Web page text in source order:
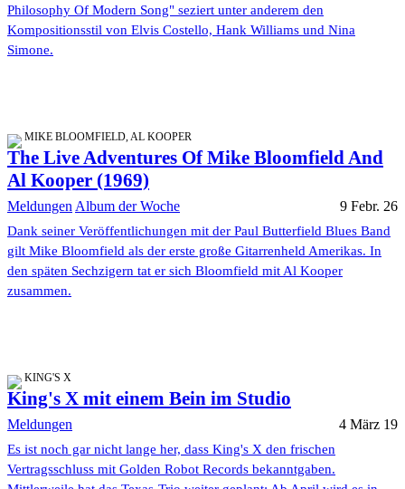
Philosophy Of Modern Song" seziert unter anderem den
Kompositionsstil von Elvis Costello, Hank Williams und Nina
Simone.
MIKE BLOOMFIELD, AL KOOPER
The Live Adventures Of Mike Bloomfield And
Al Kooper (1969)
Meldungen Album der Woche 9 Febr. 26
Dank seiner Veröffentlichungen mit der Paul Butterfield Blues Band
gilt Mike Bloomfield als der erste große Gitarrenheld Amerikas. In
den späten Sechzigern tat er sich Bloomfield mit Al Kooper
zusammen.
KING'S X
King's X mit einem Bein im Studio
Meldungen 4 März 19
Es ist noch gar nicht lange her, dass King's X den frischen
Vertragsschluss mit Golden Robot Records bekanntgaben.